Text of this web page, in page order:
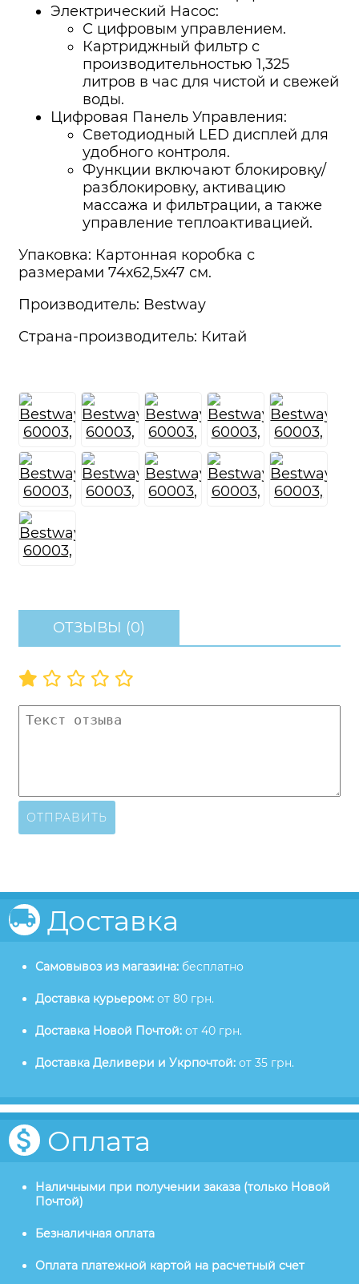
Электрический Насос:
С цифровым управлением.
Картриджный фильтр с
производительностью 1,325
литров в час для чистой и свежей
воды.
Цифровая Панель Управления:
Светодиодный LED дисплей для
удобного контроля.
Функции включают блокировку/
разблокировку, активацию
массажа и фильтрации, а также
управление теплоактивацией.
Упаковка: Картонная коробка с
размерами 74х62,5х47 см.
Производитель: Bestway
Страна-производитель: Китай
ОТЗЫВЫ (0)
ОТПРАВИТЬ
Доставка
Самовывоз из магазина: бесплатно
Доставка курьером: от 80 грн.
Доставка Новой Почтой: от 40 грн.
Доставка Деливери и Укрпочтой: от 35 грн.
Оплата
Наличными при получении заказа (только Новой
Почтой)
Безналичная оплата
Оплата платежной картой на расчетный счет